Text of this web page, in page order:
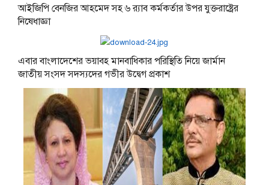
আইজিপি বেনজির আহমেদ সহ ৬ র‍্যাব কর্মকর্তার উপর যুক্তরাষ্ট্রের
নিষেধাজ্ঞা
এবার বাংলাদেশের ভয়াবহ মানবাধিকার পরিস্থিতি নিয়ে জার্মান
জাতীয় সংসদ সদস্যদের গভীর উদ্বেগ প্রকাশ